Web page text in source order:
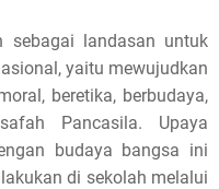
sebagai landasan untuk
yaitu mewujudkan
beretika, berbudaya,
Pancasila. Upaya
budaya bangsa ini
di sekolah melalui